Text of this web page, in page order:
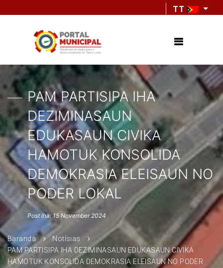
TT
PAM PARTISIPA IHA
DEZIMINASAUN
EDUKASAUN CIVIKA
HAMOTUK KONSOLIDA
DEMOKRASIA ELEISAUN NO
PODER LOKAL
Post iha: 15 November 2024
Baranda
Notísias
PAM PARTISIPA IHA DEZIMINASAUN EDUKASAUN CIVIKA
HAMOTUK KONSOLIDA DEMOKRASIA ELEISAUN NO PODER